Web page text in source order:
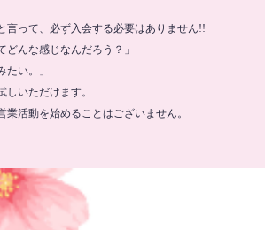
言って、必ず入会する必要はありません!!
どんな感じなんだろう？」
たい。」
いただけます。
活動を始めることはございません。